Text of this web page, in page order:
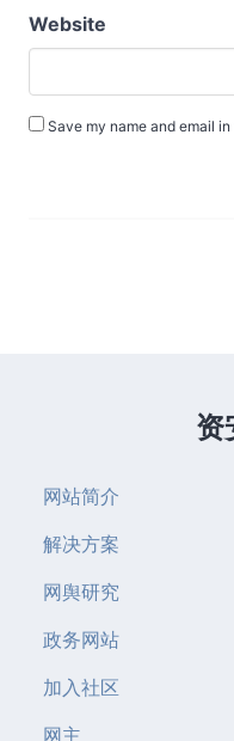
Website
Save my name and email
资
网站简介
解决方案
网舆研究
政务网站
加入社区
网主